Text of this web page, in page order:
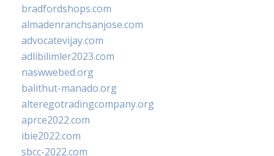
bradfordshops.com
almadenranchsanjose.com
advocatevijay.com
adlibilimler2023.com
naswwebed.org
balithut-manado.org
alteregotradingcompany.org
aprce2022.com
ibie2022.com
sbcc-2022.com